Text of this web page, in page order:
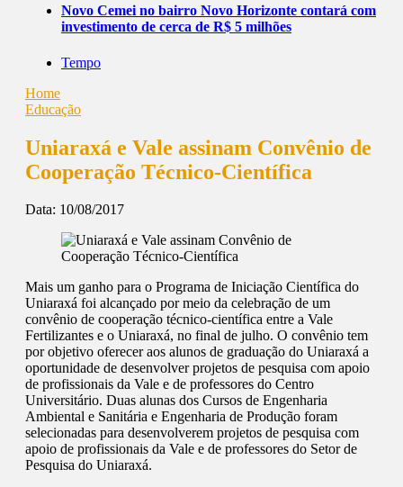
Novo Cemei no bairro Novo Horizonte contará com
investimento de cerca de R$ 5 milhões
Tempo
Home
Educação
Uniaraxá e Vale assinam Convênio de
Cooperação Técnico-Científica
Data: 10/08/2017
Mais um ganho para o Programa de Iniciação Científica do
Uniaraxá foi alcançado por meio da celebração de um
convênio de cooperação técnico-científica entre a Vale
Fertilizantes e o Uniaraxá, no final de julho. O convênio tem
por objetivo oferecer aos alunos de graduação do Uniaraxá a
oportunidade de desenvolver projetos de pesquisa com apoio
de profissionais da Vale e de professores do Centro
Universitário. Duas alunas dos Cursos de Engenharia
Ambiental e Sanitária e Engenharia de Produção foram
selecionadas para desenvolverem projetos de pesquisa com
apoio de profissionais da Vale e de professores do Setor de
Pesquisa do Uniaraxá.